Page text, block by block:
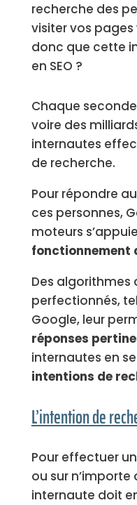
recherche des
visiter vos pages
donc que cette
en SEO ?
Chaque
voire des
internautes
de recherche.
Pour répondre
ces personnes,
moteurs
fonctionnement
Des algorithmes
perfectionnés,
Google, leur
réponses
internautes en
intentions de
L’intention de
Pour effectuer
ou sur
internaute doit